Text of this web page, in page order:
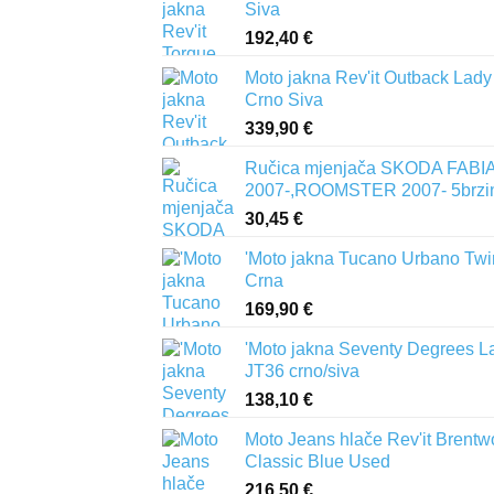
Siva
192,40 €
Moto jakna Rev'it Outback Lady
Crno Siva
339,90 €
Ručica mjenjača SKODA FABIA
2007-,ROOMSTER 2007-
30,45 €
'Moto jakna Tucano Urbano
Crna
169,90 €
'Moto jakna Seventy Degrees
JT36 crno/siva
138,10 €
Moto Jeans hlače Rev'it
Classic Blue Used